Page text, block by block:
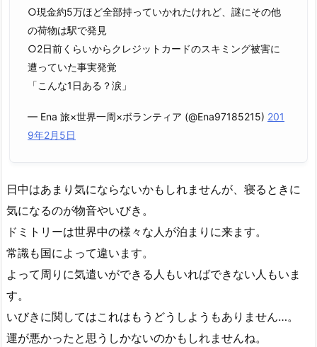
○現金約5万ほど全部持っていかれたけれど、謎にその他
の荷物は駅で発見
○2日前くらいからクレジットカードのスキミング被害に
遭っていた事実発覚
「こんな1日ある？涙」
— Ena 旅×世界一周×ボランティア (@Ena97185215) 201
9年2月5日
日中はあまり気にならないかもしれませんが、寝るときに
気になるのが物音やいびき。
ドミトリーは世界中の様々な人が泊まりに来ます。
常識も国によって違います。
よって周りに気遣いができる人もいればできない人もいま
す。
いびきに関してはこれはもうどうしようもありません…。
運が悪かったと思うしかないのかもしれませんね。